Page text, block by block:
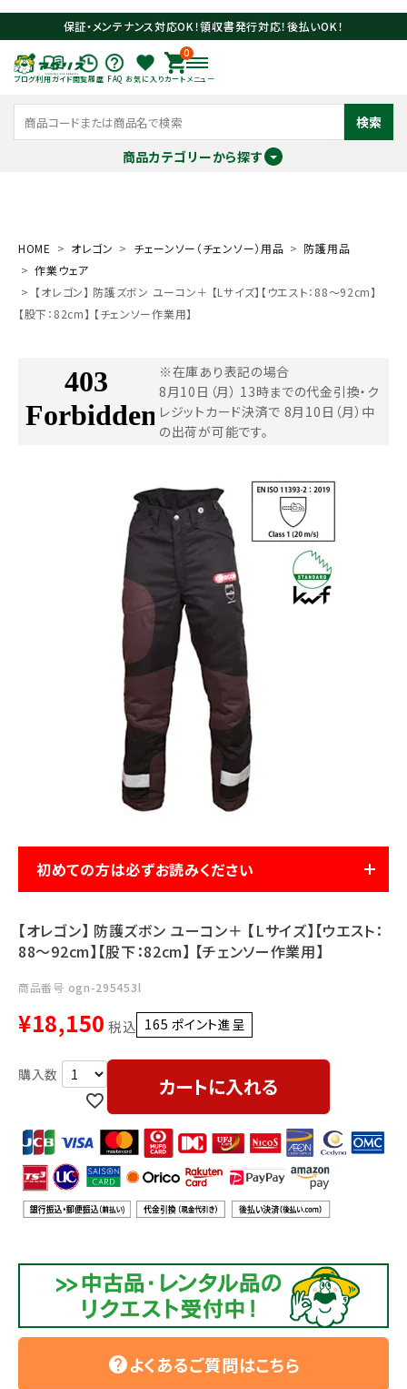
保証・メンテナンス対応OK！領収書発行対応！後払いOK！
ブログ利用ガイド閲覧履歴 FAQ お気に入り
0
カート メニュー
検索
商品カテゴリーから探す
メールでのお問い合わせ
info@agriz.net
FAXでのご注文
0739-72-4532
24時間受付
HOME オレゴン チェーンソー（チェンソー）用品
防護用品
作業ウェア
【オレゴン】 防護ズボン ユーコン＋ 【Lサイズ】【ウエスト：88～92cm】
【股下：82cm】 【チェンソー作業用】
※在庫あり表記の場合
8月10日（月） 13時までの代金引換・ク
レジットカード決済で 8月10日（月）中
の出荷が可能です。
初めての方は必ずお読みください
【オレゴン】 防護ズボン ユーコン＋ 【Lサイズ】【ウエスト：
88～92cm】【股下：82cm】 【チェンソー作業用】
商品番号 ogn-295453l
¥18,150 税込 165 ポイント進呈 ]
カートに入れる
helpよくあるご質問はこちら